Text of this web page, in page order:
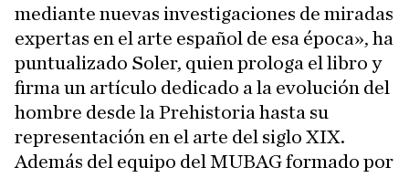
mediante nuevas investigaciones de miradas
expertas en el arte español de esa época», ha
puntualizado Soler, quien prologa el libro y
firma un artículo dedicado a la evolución del
hombre desde la Prehistoria hasta su
representación en el arte del siglo XIX.
Además del equipo del MUBAG formado por